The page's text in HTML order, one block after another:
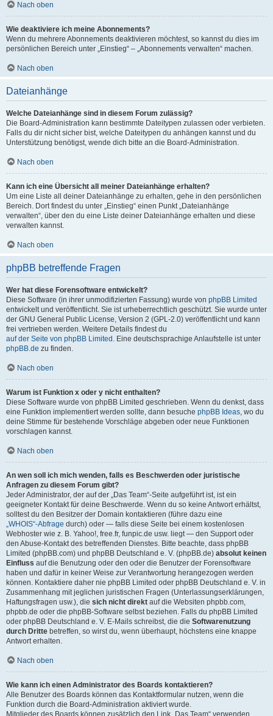
Nach oben
Wie deaktiviere ich meine Abonnements?
Wenn du mehrere Abonnements deaktivieren möchtest, so kannst du dies im
persönlichen Bereich unter „Einstieg“ – „Abonnements verwalten“ machen.
Nach oben
Dateianhänge
Welche Dateianhänge sind in diesem Forum zulässig?
Die Board-Administration kann bestimmte Dateitypen zulassen oder verbieten.
Falls du dir nicht sicher bist, welche Dateitypen du anhängen kannst und du
Unterstützung benötigst, wende dich bitte an die Board-Administration.
Nach oben
Kann ich eine Übersicht all meiner Dateianhänge erhalten?
Um eine Liste all deiner Dateianhänge zu erhalten, gehe in den persönlichen
Bereich. Dort findest du unter „Einstieg“ einen Punkt „Dateianhänge
verwalten“, über den du eine Liste deiner Dateianhänge erhalten und diese
verwalten kannst.
Nach oben
phpBB betreffende Fragen
Wer hat diese Forensoftware entwickelt?
Diese Software (in ihrer unmodifizierten Fassung) wurde von phpBB Limited
entwickelt und veröffentlicht. Sie ist urheberrechtlich geschützt. Sie wurde unter
der GNU General Public License, Version 2 (GPL-2.0) veröffentlicht und kann
frei vertrieben werden. Weitere Details findest du
auf der Seite von phpBB Limited . Eine deutschsprachige Anlaufstelle ist unter
phpBB.de zu finden.
Nach oben
Warum ist Funktion x oder y nicht enthalten?
Diese Software wurde von phpBB Limited geschrieben. Wenn du denkst, dass
eine Funktion implementiert werden sollte, dann besuche phpBB Ideas, wo du
deine Stimme für bestehende Vorschläge abgeben oder neue Funktionen
vorschlagen kannst.
Nach oben
An wen soll ich mich wenden, falls es Beschwerden oder juristische
Anfragen zu diesem Forum gibt?
Jeder Administrator, der auf der „Das Team“-Seite aufgeführt ist, ist ein
geeigneter Kontakt für deine Beschwerde. Wenn du so keine Antwort erhältst,
solltest du den Besitzer der Domain kontaktieren (führe dazu eine
„WHOIS“-Abfrage durch) oder — falls diese Seite bei einem kostenlosen
Webhoster wie z. B. Yahoo!, free.fr, funpic.de usw. liegt — den Support oder
den Abuse-Kontakt des betreffenden Dienstes. Bitte beachte, dass phpBB
Limited (phpBB.com) und phpBB Deutschland e. V. (phpBB.de) absolut keinen
Einfluss auf die Benutzung oder den oder die Benutzer der Forensoftware
haben und dafür in keiner Weise zur Verantwortung herangezogen werden
können. Kontaktiere daher nie phpBB Limited oder phpBB Deutschland e. V. in
Zusammenhang mit jeglichen juristischen Fragen (Unterlassungserklärungen,
Haftungsfragen usw.), die sich nicht direkt auf die Websiten phpbb.com,
phpbb.de oder die phpBB-Software selbst beziehen. Falls du phpBB Limited
oder phpBB Deutschland e. V. E-Mails schreibst, die die Softwarenutzung
durch Dritte betreffen, so wirst du, wenn überhaupt, höchstens eine knappe
Antwort erhalten.
Nach oben
Wie kann ich einen Administrator des Boards kontaktieren?
Alle Benutzer des Boards können das Kontaktformular nutzen, wenn die
Funktion durch die Board-Administration aktiviert wurde.
Mitglieder des Boards können zusätzlich den Link „Das Team“ verwenden.